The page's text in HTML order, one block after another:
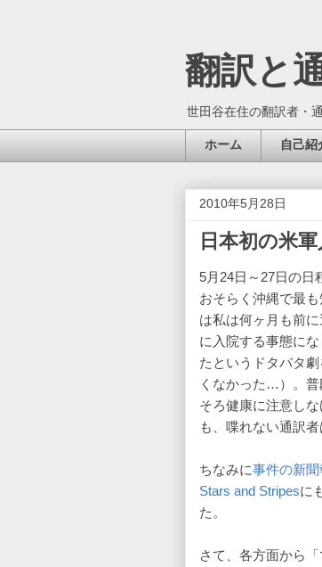
翻訳と
世田谷在住の翻訳者・
ホーム 自己紹
2010年5月28日
日本初の米
5月24日～27日の日
おそらく沖縄で最
は私は何ヶ月も前
に入院する事態に
たというドタバタ
くなかった…）。
そろ健康に注意し
も、喋れない通訳
ちなみに事件の新聞
Stars and Stripesに
た。
さて、各方面から